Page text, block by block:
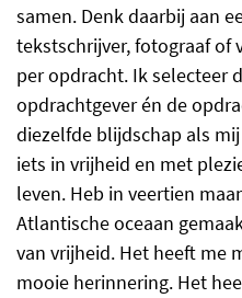
samen. Denk daarbij aan
tekstschrijver, fotograaf of
per opdracht. Ik selecteer
opdrachtgever én de
diezelfde blijdschap als
iets in vrijheid en met
leven. Heb in veertien
Atlantische oceaan
van vrijheid. Het heeft me
mooie herinnering. Het